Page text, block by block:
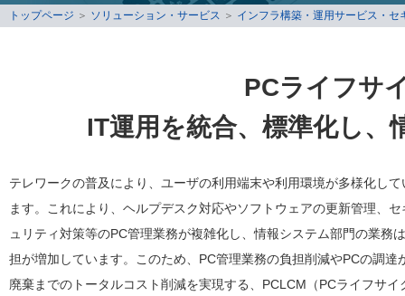
トップページ ＞ ソリューション・サービス ＞ インフラ構築・運用サービス・セ
PCライフサ
IT運用を統合、標準化し、
テレワークの普及により、ユーザの利用端末や利用環境が多様化して
ます。これにより、ヘルプデスク対応やソフトウェアの更新管理、セ
ュリティ対策等のPC管理業務が複雑化し、情報システム部門の業務
担が増加しています。このため、PC管理業務の負担削減やPCの調達
廃棄までのトータルコスト削減を実現する、PCLCM（PCライフサイ